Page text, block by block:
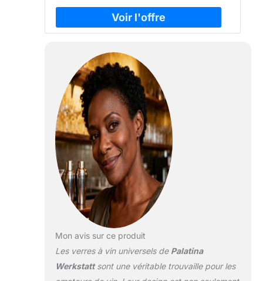
Mon avis sur ce produit
Les verres à vin universels de Palatina
Werkstattsont une véritable trouvaille pour les